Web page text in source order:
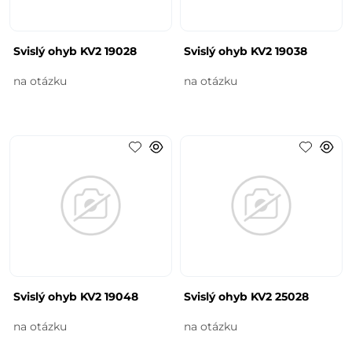
Svislý ohyb KV2 19028
na otázku
Svislý ohyb KV2 19038
na otázku
Svislý ohyb KV2 19048
na otázku
Svislý ohyb KV2 25028
na otázku